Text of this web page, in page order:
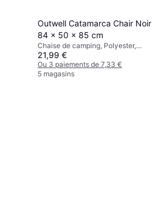
Outwell Catamarca Chair Noir
84 x 50 x 85 cm
Chaise de camping, Polyester,
Acier
21,99 €
Ou 3 paiements de 7,33 €
5 magasins